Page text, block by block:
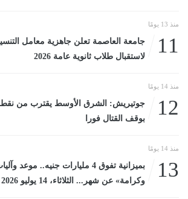
منذ 13 يومًا
11
جامعة العاصمة تعلن جاهزية معامل
لاستقبال طلاب ثانوية عامة 2026
منذ 14 يومًا
12
جوتيريش: الشرق الأوسط يقترب من
بوقف القتال فورا
منذ 14 يومًا
13
بميزانية تفوق 4 مليارات جنيه..
وكرامة» عن شهر... الثلاثاء، 14 يوليو 2026 10:46 صـ